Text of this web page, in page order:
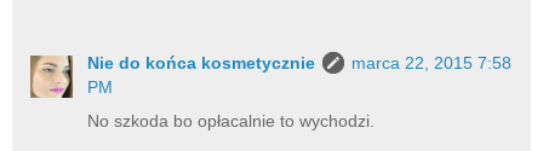
Nie do końca kosmetycznie
marca 22, 2015 7:58
PM
No szkoda bo opłacalnie to wychodzi.